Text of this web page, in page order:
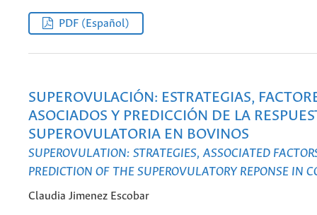
PDF (Español)
SUPEROVULACIÓN: ESTRATEGIAS,
ASOCIADOS Y PREDICCIÓN DE LA
SUPEROVULATORIA EN BOVINOS
SUPEROVULATION: STRATEGIES, ASSOCIATED
PREDICTION OF THE SUPEROVULATORY REPONSE IN
Claudia Jimenez Escobar